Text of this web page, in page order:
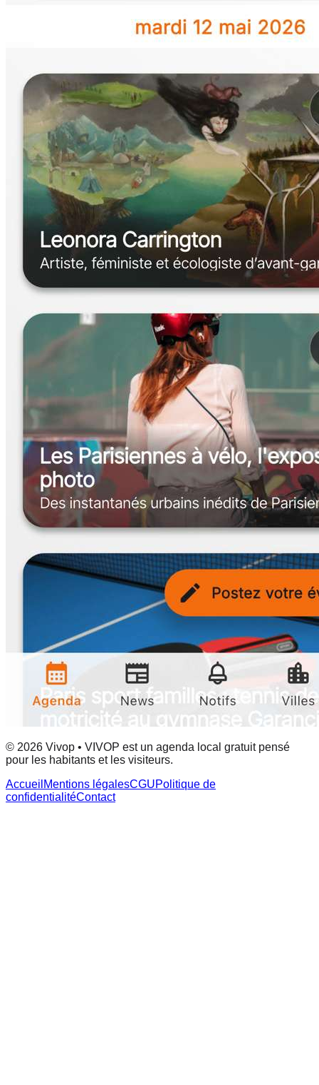
© 2026 Vivop • VIVOP est un agenda local gratuit pensé
pour les habitants et les visiteurs.
Accueil Mentions légalesCGUPolitique de
confidentialitéContact